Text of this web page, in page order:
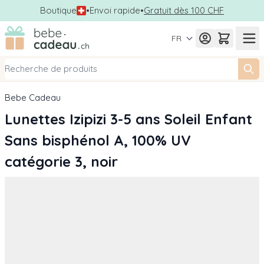
Boutique •Envoi rapide•Gratuit dès 100 CHF
Allez au contenu
FR
Bebe Cadeau
Lunettes Izipizi 3-5 ans Soleil Enfant
Sans bisphénol A, 100% UV
catégorie 3, noir